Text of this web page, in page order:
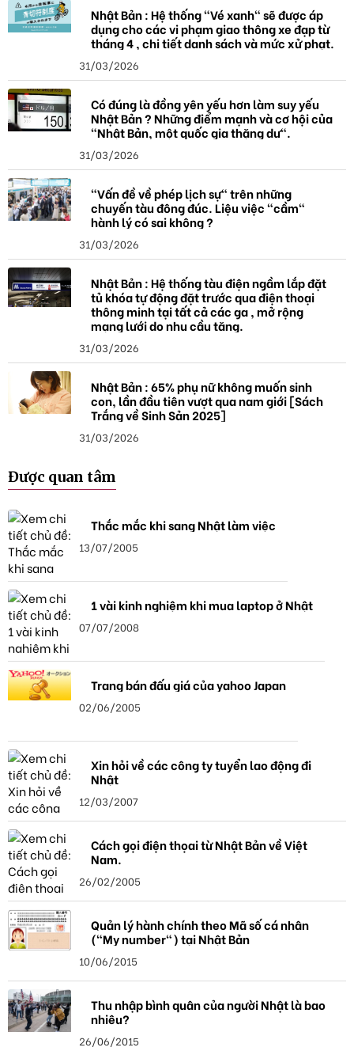
Nhật Bản : Hệ thống "Vé xanh" sẽ được áp
dụng cho các vi phạm giao thông xe đạp từ
tháng 4 , chi tiết danh sách và mức xử phạt.
31/03/2026
Có đúng là đồng yên yếu hơn làm suy yếu
Nhật Bản ? Những điểm mạnh và cơ hội của
"Nhật Bản, một quốc gia thặng dư".
31/03/2026
"Vấn đề về phép lịch sự" trên những
chuyến tàu đông đúc. Liệu việc "cầm"
hành lý có sai không ?
31/03/2026
Nhật Bản : Hệ thống tàu điện ngầm lắp đặt
tủ khóa tự động đặt trước qua điện thoại
thông minh tại tất cả các ga , mở rộng
mạng lưới do nhu cầu tăng.
31/03/2026
Nhật Bản : 65% phụ nữ không muốn sinh
con, lần đầu tiên vượt qua nam giới [Sách
Trắng về Sinh Sản 2025]
31/03/2026
Được quan tâm
Thắc mắc khi sang Nhật làm việc
13/07/2005
1 vài kinh nghiệm khi mua laptop ở Nhật
07/07/2008
Trang bán đấu giá của yahoo Japan
02/06/2005
Xin hỏi về các công ty tuyển lao động đi
Nhật
12/03/2007
Cách gọi điện thọai từ Nhật Bản về Việt
Nam.
26/02/2005
Quản lý hành chính theo Mã số cá nhân
("My number") tại Nhật Bản
10/06/2015
Thu nhập bình quân của người Nhật là bao
nhiêu?
26/06/2015